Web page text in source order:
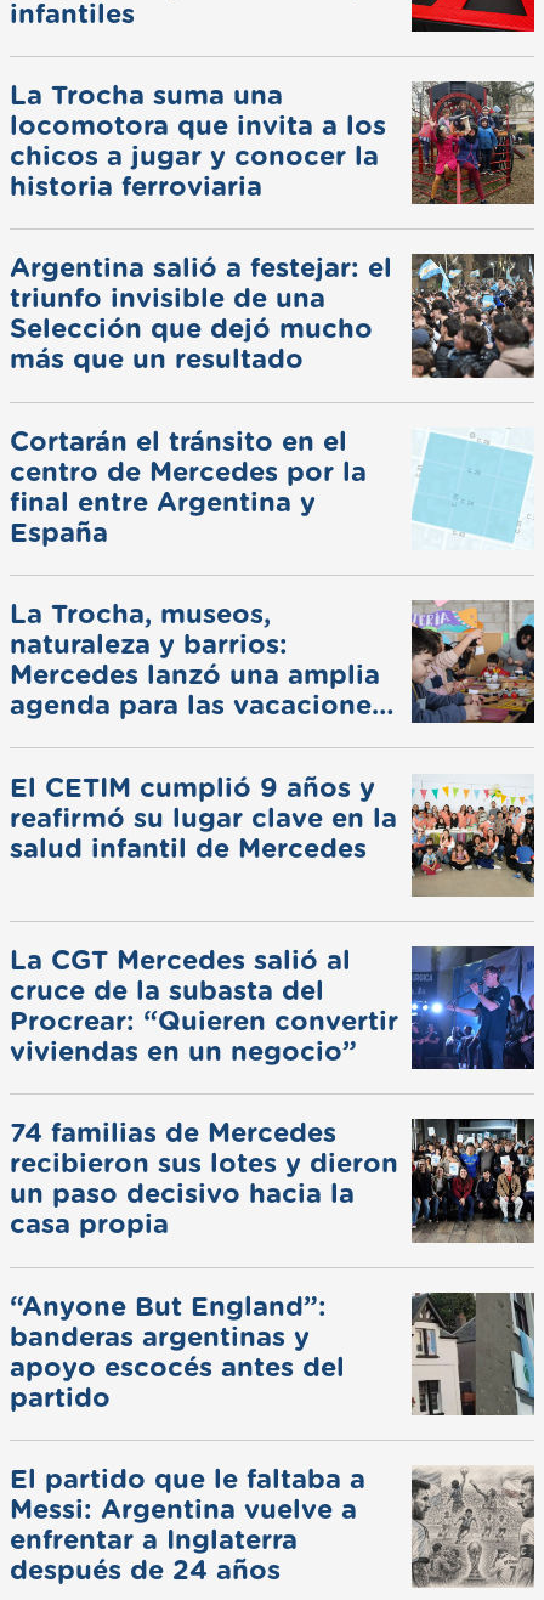
infantiles
La Trocha suma una
locomotora que invita a los
chicos a jugar y conocer la
historia ferroviaria
Argentina salió a festejar: el
triunfo invisible de una
Selección que dejó mucho
más que un resultado
Cortarán el tránsito en el
centro de Mercedes por la
final entre Argentina y
España
La Trocha, museos,
naturaleza y barrios:
Mercedes lanzó una amplia
agenda para las vacaciones
El CETIM cumplió 9 años y
reafirmó su lugar clave en la
salud infantil de Mercedes
La CGT Mercedes salió al
cruce de la subasta del
Procrear: “Quieren convertir
viviendas en un negocio”
74 familias de Mercedes
recibieron sus lotes y dieron
un paso decisivo hacia la
casa propia
“Anyone But England”:
banderas argentinas y
apoyo escocés antes del
partido
El partido que le faltaba a
Messi: Argentina vuelve a
enfrentar a Inglaterra
después de 24 años